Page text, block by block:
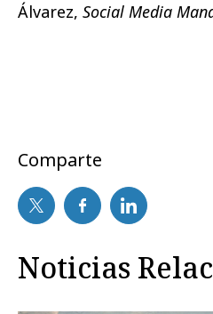
Álvarez, Social Media
Comparte
Noticias